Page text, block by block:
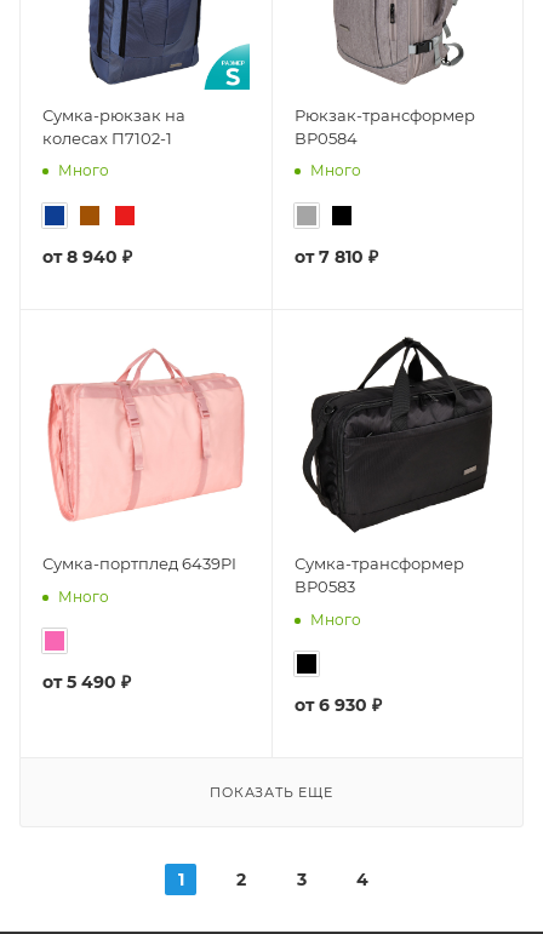
Сумка-рюкзак на
колесах П7102-1
Много
от8 940 ₽
Рюкзак-трансформер
ВР0584
Много
от7 810 ₽
Сумка-портплед 6439PI
Много
от5 490 ₽
Сумка-трансформер
ВР0583
Много
от6 930 ₽
ПОКАЗАТЬ ЕЩЕ
1 2 3 4